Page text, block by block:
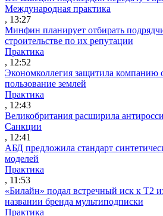
Международная практика
, 13:27
Минфин планирует отбирать
строительстве по их репутации
Практика
, 12:52
Экономколлегия защитила компанию
пользование землей
Практика
, 12:43
Великобритания расширила
Санкции
, 12:41
АБД предложила стандарт
моделей
Практика
, 11:53
«Билайн» подал встречный иск к Т2
названии бренда мультиподписки
Практика